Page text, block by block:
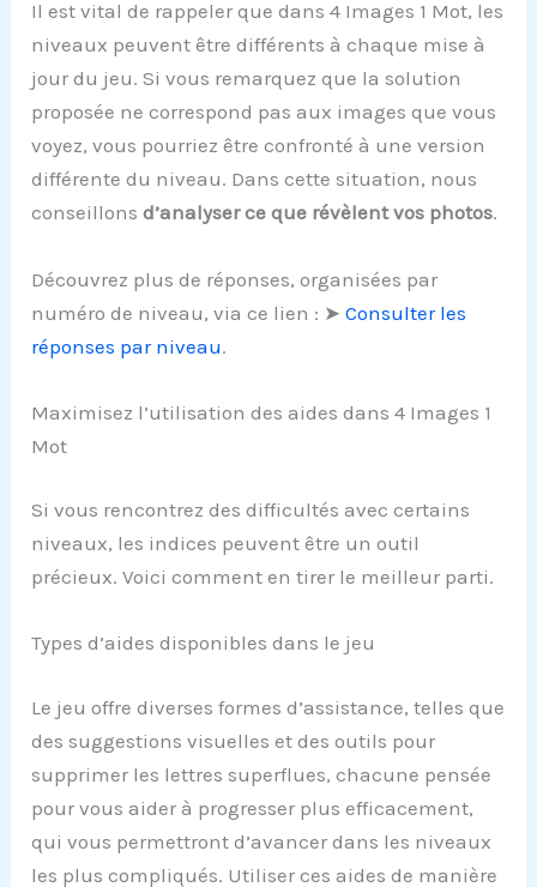
Il est vital de rappeler que dans 4 Images 1 Mot, les
niveaux peuvent être différents à chaque mise à
jour du jeu. Si vous remarquez que la solution
proposée ne correspond pas aux images que vous
voyez, vous pourriez être confronté à une version
différente du niveau. Dans cette situation, nous
conseillonsd’analyser ce que révèlent vos photos.
Découvrez plus de réponses, organisées par
numéro de niveau, via ce lien : ➤Consulter les
réponses par niveau.
Maximisez l’utilisation des aides dans 4 Images 1
Mot
Si vous rencontrez des difficultés avec certains
niveaux, les indices peuvent être un outil
précieux. Voici comment en tirer le meilleur parti.
Types d’aides disponibles dans le jeu
Le jeu offre diverses formes d’assistance, telles que
des suggestions visuelles et des outils pour
supprimer les lettres superflues, chacune pensée
pour vous aider à progresser plus efficacement,
qui vous permettront d’avancer dans les niveaux
les plus compliqués. Utiliser ces aides de manière